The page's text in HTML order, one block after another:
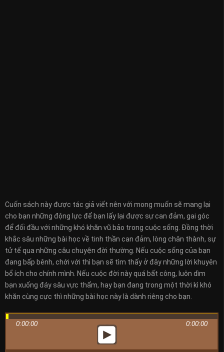
Cuốn sách này được tác giả viết nên với mong muốn sẽ mang lại
cho bạn những động lực để bạn lấy lại được sự can đảm, gai góc
để đối đầu với những khó khăn vũ bảo trong cuộc sống. Đồng thời
khắc sâu những bài học về tinh thần can đảm, lòng chân thành, sự
tử tế qua những câu chuyện đời thường. Nếu cuộc sống của bạn
đang bấp bênh, chới với thì bạn sẽ tìm thấy ở đây những lời khuyên
bổ ích cho chính mình. Nếu cuộc đời này quá bất công, luôn dìm
bạn xuống đáy sâu vực thẩm, hay bạn đang trong một thời kì khó
khăn cùng cực thì những bài học này là dành riêng cho bạn.
0:00:00 0:00:00